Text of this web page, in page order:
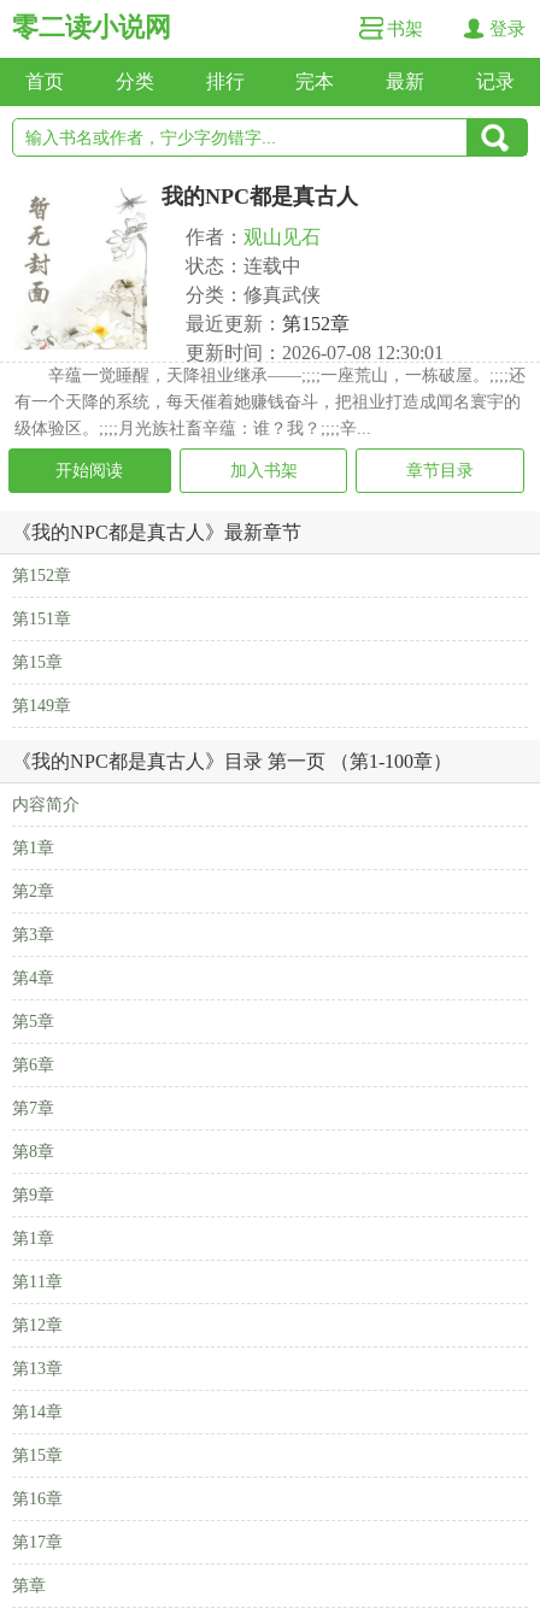
零二读小说网 书架 登录
首页 分类 排行 完本 最新 记录
我的NPC都是真古人
作者： 观山见石
状态：连载中
分类：修真武侠
最近更新： 第152章
更新时间：2026-07-08 12:30:01
辛蕴一觉睡醒，天降祖业继承——;;;;一座荒山，一栋破屋。;;;;还
有一个天降的系统，每天催着她赚钱奋斗，把祖业打造成闻名寰宇的
级体验区。;;;;月光族社畜辛蕴：谁？我？;;;;辛...
开始阅读 加入书架 章节目录
《我的NPC都是真古人》最新章节
第152章
第151章
第15章
第149章
《我的NPC都是真古人》目录 第一页 （第1-100章）
内容简介
第1章
第2章
第3章
第4章
第5章
第6章
第7章
第8章
第9章
第1章
第11章
第12章
第13章
第14章
第15章
第16章
第17章
第章